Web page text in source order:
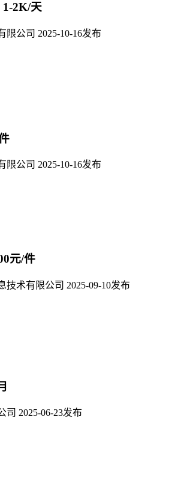
1-2K/天
限公司 2025-10-16发布
限公司 2025-10-16发布
元/件
技术有限公司 2025-09-10发布
司 2025-06-23发布